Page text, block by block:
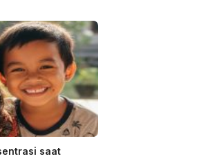
saat